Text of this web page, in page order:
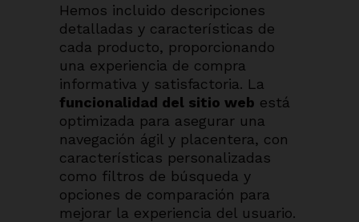
Hemos incluido descripciones
detalladas y características de
cada producto, proporcionando
una experiencia de compra
informativa y satisfactoria. La
funcionalidad del sitio web está
optimizada para asegurar una
navegación ágil y placentera, con
características personalizadas
como filtros de búsqueda y
opciones de comparación para
mejorar la experiencia del usuario.